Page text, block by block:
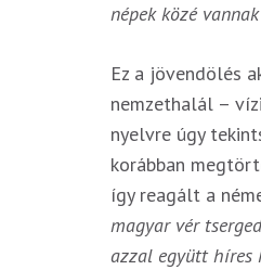
népek közé
Ez a jövendölés
nemzethalál –
nyelvre úgy
korábban
így reagált a
magyar vér
azzal együtt híres